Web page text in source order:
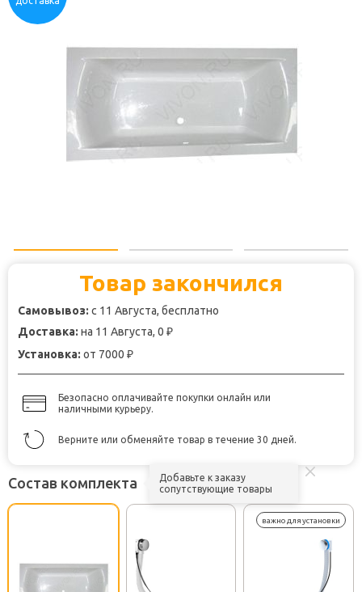
Товар закончился
Самовывоз: с 11 Августа, бесплатно
Доставка: на 11 Августа, 0 ₽
Установка: от 7000 ₽
Безопасно оплачивайте покупки онлайн или
наличными курьеру.
Верните или обменяйте товар в течение 30 дней.
Состав комплекта
Добавьте к заказу
сопутствующие товары